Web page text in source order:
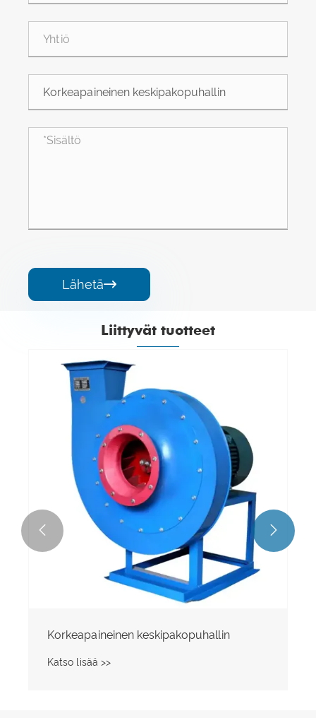
Lähetä
Liittyvät tuotteet
Korkeapaineinen radiaalipuhallin
Katso lisää >>
 